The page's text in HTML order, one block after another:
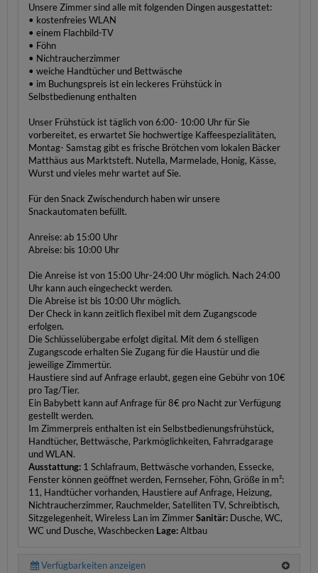
Unsere Zimmer sind alle mit folgenden Dingen ausgestattet:
• kostenfreies WLAN
• einem Flachbild-TV
• Föhn
• Nichtraucherzimmer
• weiche Handtücher und Bettwäsche
• im Buchungspreis ist ein leckeres Frühstück in
Selbstbedienung enthalten
Unser Frühstück ist täglich von 6:00- 10:00 Uhr für Sie
vorbereitet, es erwartet Sie hochwertige Kaffeespezialitäten,
Montag- Samstag gibt es frische Brötchen vom lokalen Bäcker
Matthäus aus Marktsteft. Nutella, Marmelade, Honig, Kässe,
Wurst und vieles mehr wartet auf Sie.
Für den Snack Zwischendurch haben wir unsere
Snackautomaten befüllt.
Anreise: ab 15:00 Uhr
Abreise: bis 10:00 Uhr
Die Anreise ist von 15:00 Uhr-24:00 Uhr möglich. Nach 24:00
Uhr kann auch eingecheckt werden.
Die Abreise ist bis 10:00 Uhr möglich.
Der Check in kann zeitlich flexibel mit dem Zugangscode
erfolgen.
Die Schlüsselübergabe erfolgt digital. Mit dem 6 stelligen
Zugangscode erhalten Sie Zugang für die Haustür und die
jeweilige Zimmertür.
Haustiere sind auf Anfrage erlaubt, gegen eine Gebühr von 10€
pro Tag/Tier.
Ein Babybett kann auf Anfrage für 8€ pro Nacht zur Verfügung
gestellt werden.
Im Zimmerpreis enthalten ist ein Selbstbedienungsfrühstück,
Handtücher, Bettwäsche, Parkmöglichkeiten, Fahrradgarage
und WLAN.
Ausstattung: 1 Schlafraum, Bettwäsche vorhanden, Essecke,
Fenster können geöffnet werden, Fernseher, Föhn, Größe in m²:
11, Handtücher vorhanden, Haustiere auf Anfrage, Heizung,
Nichtraucherzimmer, Rauchmelder, Satelliten TV, Schreibtisch,
Sitzgelegenheit, Wireless Lan im ZimmerSanitär: Dusche, WC,
WC und Dusche, Waschbecken Lage:Altbau
Verfügbarkeiten anzeigen